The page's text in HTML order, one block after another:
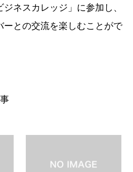
ジネスカレッジ」に参加 し、
ーとの交流を楽しむことがで